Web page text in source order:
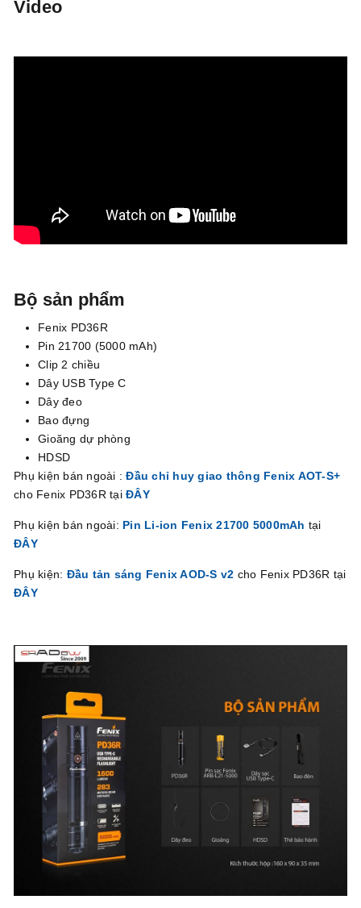
Video
Bộ sản phẩm
Fenix PD36R
Pin 21700 (5000 mAh)
Clip 2 chiều
Dây USB Type C
Dây đeo
Bao đựng
Gioăng dự phòng
HDSD
Phụ kiện bán ngoài :Đầu chỉ huy giao thông Fenix AOT-S+
cho Fenix PD36R tại ĐÂY
Phụ kiện bán ngoài: Pin Li-ion Fenix 21700 5000mAh tại
ĐÂY
Phụ kiện: Đầu tản sáng Fenix AOD-S v2 cho Fenix PD36R tại
ĐÂY